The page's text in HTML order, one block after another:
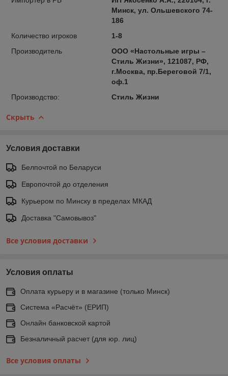
Минск, ул. Ольшевского 74-
186
Количество игроков
1-8
Производитель
ООО «Настольные игры –
Стиль Жизни», 121087, РФ,
г.Москва, пр.Береговой 7/1,
оф.1
Производство:
Стиль Жизни
Скрыть
Условия доставки
Белпочтой по Беларуси
Европочтой до отделения
Курьером по Минску в пределах МКАД
Доставка "Самовывоз"
Все условия доставки
Условия оплаты
Оплата курьеру и в магазине (только Минск)
Система «Расчёт» (ЕРИП)
Онлайн банковской картой
Безналичный расчет (для юр. лиц)
Все условия оплаты